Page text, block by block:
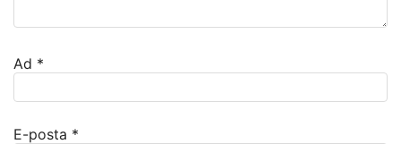
Ad *
E-posta *